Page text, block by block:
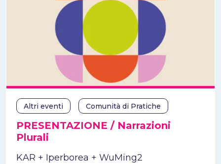
Altri eventi Comunità di Pratiche
PRESENTAZIONE / Narrazioni
Plurali
KAR + Iperborea + WuMing2